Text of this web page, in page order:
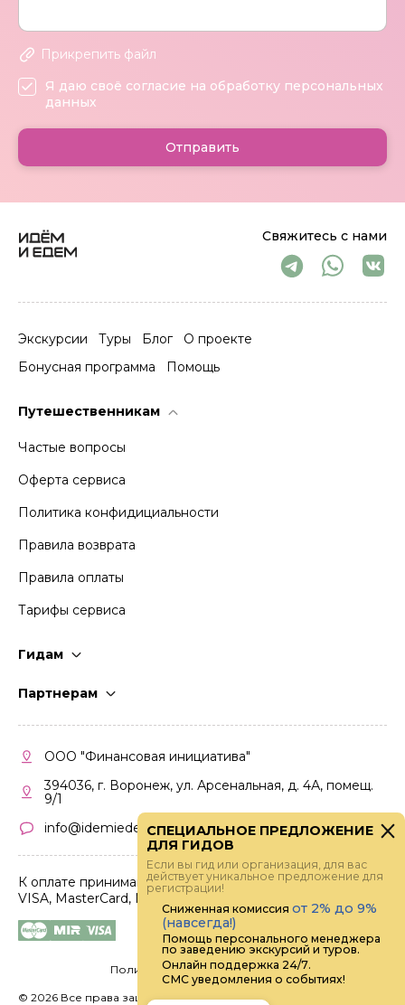
Свяжитесь с нами
Экскурсии Туры Блог
О проекте
Бонусная программа
Помощь
Путешественникам
Частые вопросы
Оферта сервиса
Политика конфидициальности
Правила возврата
Правила оплаты
Тарифы сервиса
Гидам
Партнерам
Кабинет партнера
Правила участия
ООО "Финансовая инициатива"
394036, г. Воронеж, ул. Арсенальная, д. 4А, помещ.
9/1
info@idemiedem.ru
К оплате принимаются карты
VISA, MasterCard, МИР
Политика конфиденциальности
© 2026 Все права защищены.
Прикрепить файл
Я даю своё согласие на обработку персональных
данных
Отправить
СПЕЦИАЛЬНОЕ ПРЕДЛОЖЕНИЕ
ДЛЯ ГИДОВ
Если вы гид или организация, для вас
действует уникальное предложение для
регистрации!
Сниженная комиссия от 2% до 9%
(навсегда!)
Помощь персонального менеджера
по заведению экскурсий и туров.
Онлайн поддержка 24/7.
СМС уведомления о событиях!